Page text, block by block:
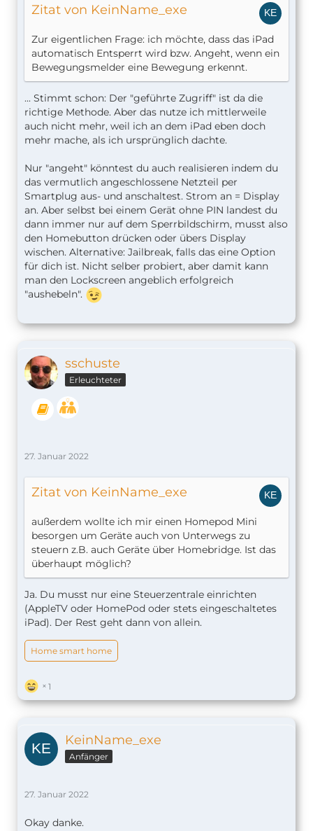
Zitat von KeinName_exe
Zur eigentlichen Frage: ich möchte, dass das iPad
automatisch Entsperrt wird bzw. Angeht, wenn ein
Bewegungsmelder eine Bewegung erkennt.
... Stimmt schon: Der "geführte Zugriff" ist da die
richtige Methode. Aber das nutze ich mittlerweile
auch nicht mehr, weil ich an dem iPad eben doch
mehr mache, als ich ursprünglich dachte.
Nur "angeht" könntest du auch realisieren indem du
das vermutlich angeschlossene Netzteil per
Smartplug aus- und anschaltest. Strom an = Display
an. Aber selbst bei einem Gerät ohne PIN landest du
dann immer nur auf dem Sperrbildschirm, musst also
den Homebutton drücken oder übers Display
wischen. Alternative: Jailbreak, falls das eine Option
für dich ist. Nicht selber probiert, aber damit kann
man den Lockscreen angeblich erfolgreich
"aushebeln".
sschuste
Erleuchteter
27. Januar 2022
Zitat von KeinName_exe
außerdem wollte ich mir einen Homepod Mini
besorgen um Geräte auch von Unterwegs zu
steuern z.B. auch Geräte über Homebridge. Ist das
überhaupt möglich?
Ja. Du musst nur eine Steuerzentrale einrichten
(AppleTV oder HomePod oder stets eingeschaltetes
iPad). Der Rest geht dann von allein.
Home smart home
1
KeinName_exe
Anfänger
27. Januar 2022
Okay danke.